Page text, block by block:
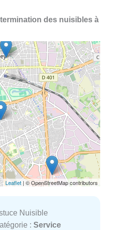
des nuisibles à
Leaflet | © OpenStreetMap contributors
Nuisible
: Service